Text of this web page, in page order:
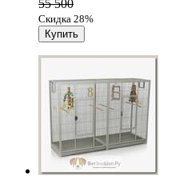
55 500
Скидка 28%